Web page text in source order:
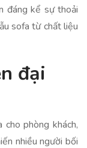
đáng kể sự thoải
sofa từ chất liệu
đại
phòng khách,
nhiều người bối